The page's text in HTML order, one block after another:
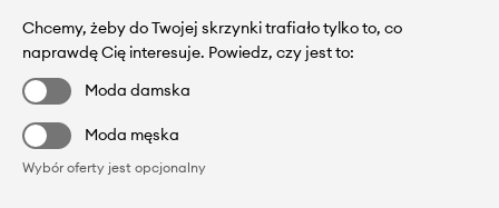
Chcemy, żeby do Twojej skrzynki trafiało tylko to, co
naprawdę Cię interesuje. Powiedz, czy jest to:
Moda damska
Moda męska
Wybór oferty jest opcjonalny